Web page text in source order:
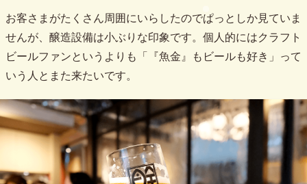
お客さまがたくさん周囲にいらしたのでぱっとしか見ていま
せんが、醸造設備は小ぶりな印象です。個人的にはクラフト
ビールファンというよりも「『魚金』もビールも好き」って
いう人とまた来たいです。